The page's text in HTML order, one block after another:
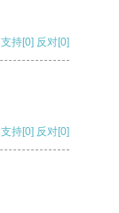
支持[0] 反对[0]
支持[0] 反对[0]